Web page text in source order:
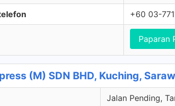
+60 03-
Paparan
(M) SDN BHD, Kuching,
Jalan Pending,